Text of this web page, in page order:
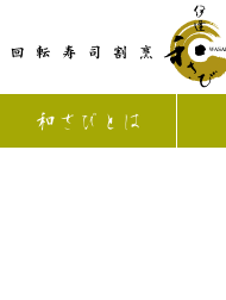
和さびとは